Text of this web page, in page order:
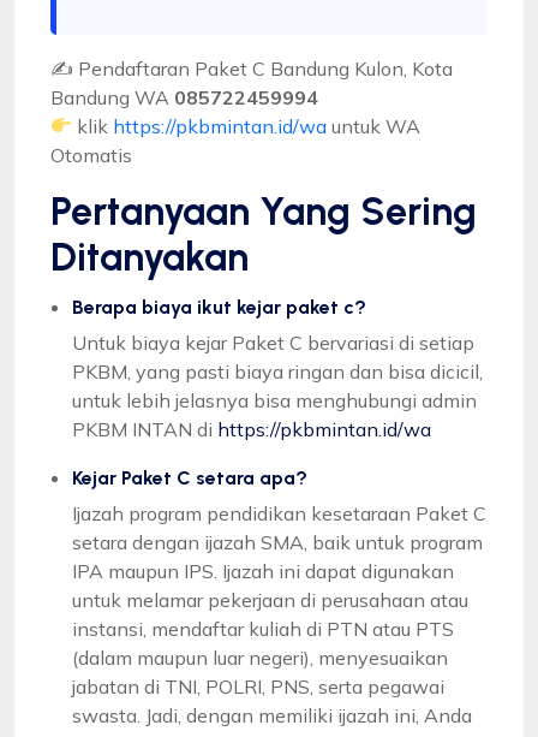
✍ Pendaftaran Paket C Bandung Kulon, Kota
Bandung WA 085722459994
klik https://pkbmintan.id/wa untuk WA
Otomatis
Pertanyaan Yang Sering
Ditanyakan
Berapa biaya ikut kejar paket c?
Untuk biaya kejar Paket C bervariasi di setiap
PKBM, yang pasti biaya ringan dan bisa dicicil,
untuk lebih jelasnya bisa menghubungi admin
PKBM INTAN di https://pkbmintan.id/wa
Kejar Paket C setara apa?
Ijazah program pendidikan kesetaraan Paket C
setara dengan ijazah SMA, baik untuk program
IPA maupun IPS. Ijazah ini dapat digunakan
untuk melamar pekerjaan di perusahaan atau
instansi, mendaftar kuliah di PTN atau PTS
(dalam maupun luar negeri), menyesuaikan
jabatan di TNI, POLRI, PNS, serta pegawai
swasta. Jadi, dengan memiliki ijazah ini, Anda